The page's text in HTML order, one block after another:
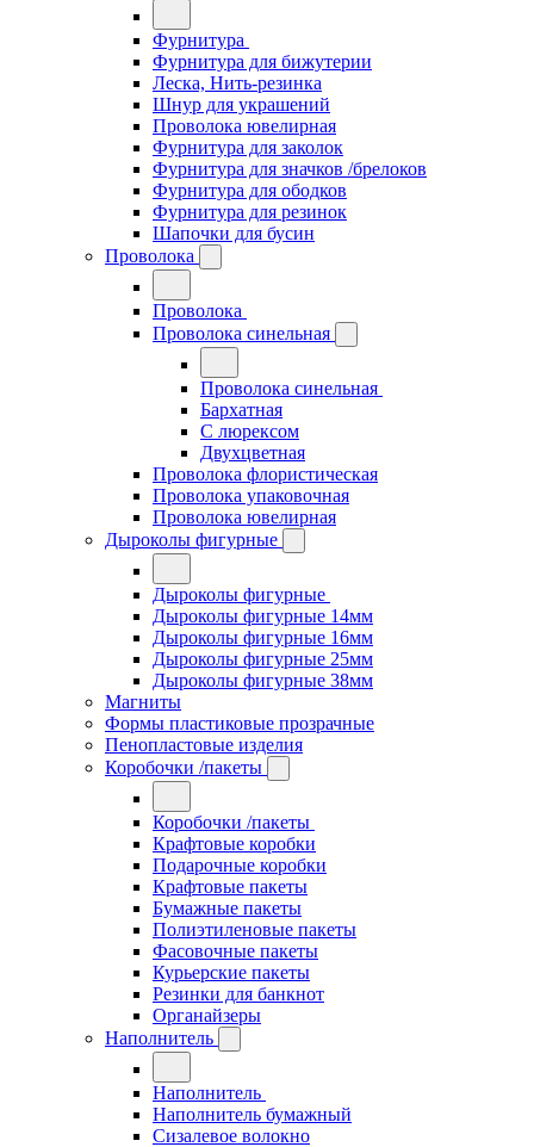
Фурнитура
Фурнитура для бижутерии
Леска, Нить-резинка
Шнур для украшений
Проволока ювелирная
Фурнитура для заколок
Фурнитура для значков /брелоков
Фурнитура для ободков
Фурнитура для резинок
Шапочки для бусин
Проволока
Проволока
Проволока синельная
Проволока синельная
Бархатная
С люрексом
Двухцветная
Проволока флористическая
Проволока упаковочная
Проволока ювелирная
Дыроколы фигурные
Дыроколы фигурные
Дыроколы фигурные 14мм
Дыроколы фигурные 16мм
Дыроколы фигурные 25мм
Дыроколы фигурные 38мм
Магниты
Формы пластиковые прозрачные
Пенопластовые изделия
Коробочки /пакеты
Коробочки /пакеты
Крафтовые коробки
Подарочные коробки
Крафтовые пакеты
Бумажные пакеты
Полиэтиленовые пакеты
Фасовочные пакеты
Курьерские пакеты
Резинки для банкнот
Органайзеры
Наполнитель
Наполнитель
Наполнитель бумажный
Сизалевое волокно